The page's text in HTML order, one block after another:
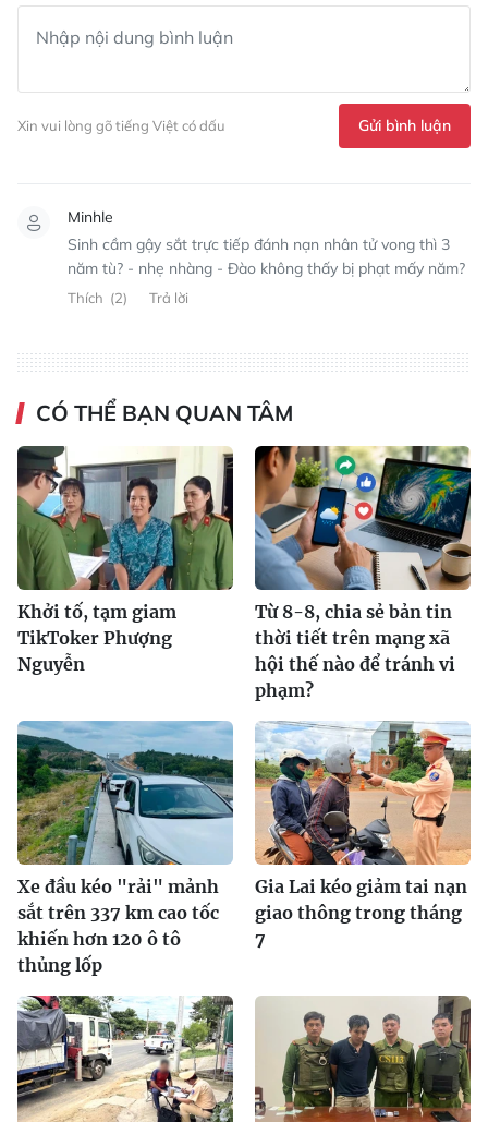
Xin vui lòng gõ tiếng Việt có dấu Gửi bình luận
Minhle
Sinh cầm gậy sắt trực tiếp đánh nạn nhân tử vong thì 3
năm tù? - nhẹ nhàng - Đào không thấy bị phạt mấy năm?
Thích (2) Trả lời
CÓ THỂ BẠN QUAN TÂM
Khởi tố, tạm giam
TikToker Phượng
Nguyễn
Từ 8-8, chia sẻ bản tin
thời tiết trên mạng xã
hội thế nào để tránh vi
phạm?
Xe đầu kéo "rải" mảnh
sắt trên 337 km cao tốc
khiến hơn 120 ô tô
thủng lốp
Gia Lai kéo giảm tai nạn
giao thông trong tháng
7